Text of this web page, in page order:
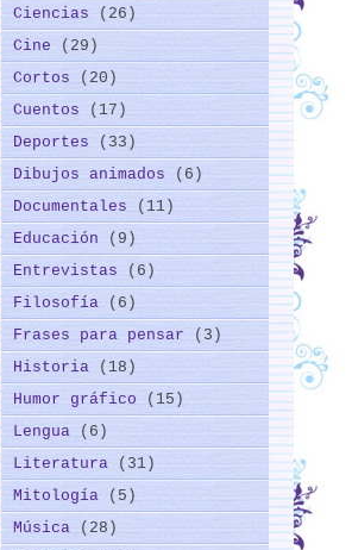
Ciencias
(26)
Cine
(29)
Cortos
(20)
Cuentos
(17)
Deportes
(33)
Dibujos animados
(6)
Documentales
(11)
Educación
(9)
Entrevistas
(6)
Filosofía
(6)
Frases para pensar
(3)
Historia
(18)
Humor gráfico
(15)
Lengua
(6)
Literatura
(31)
Mitología
(5)
Música
(28)